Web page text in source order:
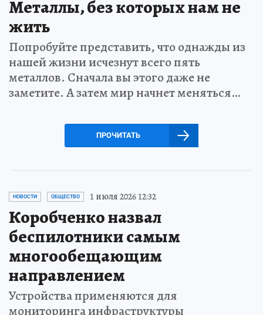
Металлы, без которых нам не
жить
Попробуйте представить, что однажды из
нашей жизни исчезнут всего пять
металлов. Сначала вы этого даже не
заметите. А затем мир начнет меняться…
ПРОЧИТАТЬ
НОВОСТИ ОБЩЕСТВО 1 июля 2026 12:32
Коробченко назвал
беспилотники самым
многообещающим
направлением
Устройства применяются для
мониторинга инфраструктуры